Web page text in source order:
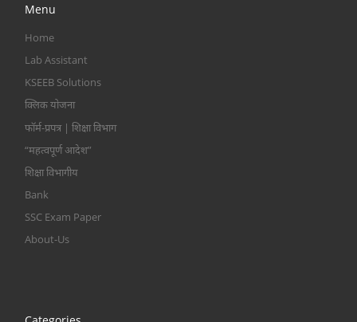
Menu
Home
Lab Assistant
KSEEB Solutions
क्लिक योजना
फॉर्म-प्रपत्र | शिक्षा विभाग
“महत्वपूर्ण आदेश”
शिक्षा विभागीय
Bank
SSC Exam Paper
About-Us